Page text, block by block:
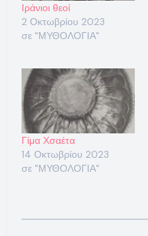
Ιράνιοι θεοί
2 Οκτωβρίου 2023
σε "ΜΥΘΟΛΟΓΙΑ"
Γίμα Χσαέτα
14 Οκτωβρίου 2023
σε "ΜΥΘΟΛΟΓΙΑ"